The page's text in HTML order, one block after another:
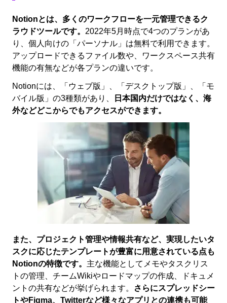
Notionとは、多くのワークフローを一元管理できるク
ラウドツールです。 2022年5月時点で4つのプランがあ
り、個人向けの「パーソナル」は無料で利用できます。
アップロードできるファイル数や、ワークスペース共有
機能の有無などが各プランの違いです。
Notionには、「ウェブ版」、「デスクトップ版」、「モ
バイル版」の3種類があり、
日本国内だけではなく、海
外などどこからでもアクセスができます。
また、プロジェクト管理や情報共有など、実現したいタ
スクに応じたテンプレートが豊富に用意されている点も
Notionの特徴です。 主な機能としてメモやタスクリス
トの管理、チームWikiやロードマップの作成、ドキュメ
ントの共有などが挙げられます。
さらにスプレッドシー
トやFigma、Twitterなど様々なアプリとの連携も可能